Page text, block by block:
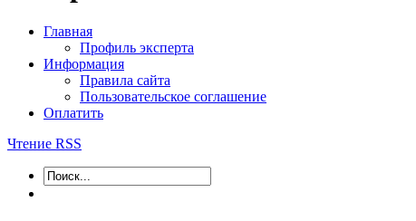
Главная
Профиль эксперта
Информация
Правила сайта
Пользовательское соглашение
Оплатить
Чтение RSS